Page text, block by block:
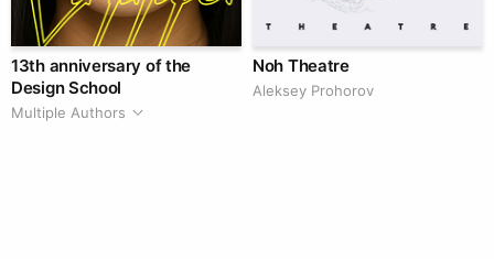
13th anniversary of the
Design School
Multiple Authors
Noh Theatre
Aleksey Prohorov